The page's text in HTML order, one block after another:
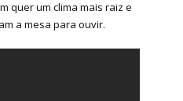
quer um clima mais raiz e
a mesa para ouvir.